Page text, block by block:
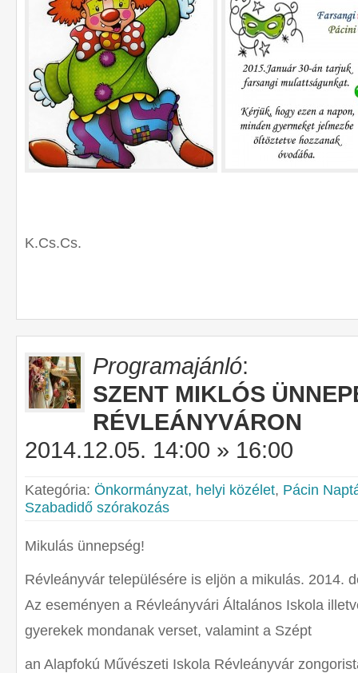
K.Cs.Cs.
Programajánló:
SZENT MIKLÓS
RÉVLEÁNYVÁRON
2014.12.05. 14:00 » 16:00
Kategória: Önkormányzat, helyi közélet, Pácin
Szabadidő szórakozás
Mikulás ünnepség!
Révleányvár településére is eljön a mikulás. 2014.
Az eseményen a Révleányvári Általános Iskola
gyerekek mondanak verset, valamint a Szépt
an Alapfokú Művészeti Iskola Révleányvár